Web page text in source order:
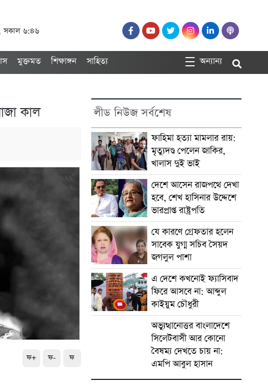
সকাল ৬:৪৬
মুক্তমত শিক্ষাঙ্গন সাহিত্য অন্যান্য
কাল
ফ+ ফ- ফ
লীড নিউজ সর্বশেষ
ফাহিমা হত্যা মামলার রায়:
মৃত্যুদণ্ড পেলেন জাকির,
খালাস দুই ভাই
দেশে আসেন রাজপথে দেখা
হবে, শেখ হাসিনার উদ্দেশে
ভারপ্রাপ্ত রাষ্ট্রপতি
যে কারণে গ্রেফতার হলেন
সাবেক যুগ্ম সচিব সৈয়দ
জগলুল পাশা
এ দেশে কখনোই ফ্যাসিবাদ
ফিরে আসবে না: আব্দুল
কাইয়ুম চৌধুরী
অভ্যুত্থানোত্তর বাংলাদেশে
সিলেটবাসী আর কোনো
বৈষম্য দেখতে চায় না:
এমপি আবুল হাসান